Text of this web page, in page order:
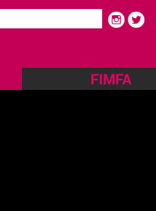
FIMFA